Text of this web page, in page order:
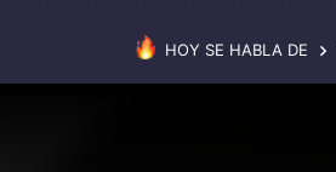
HOY SE HABLA DE